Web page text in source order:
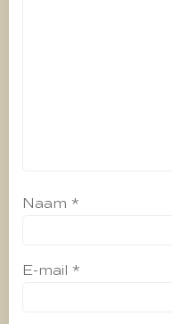
Naam *
E-mail *